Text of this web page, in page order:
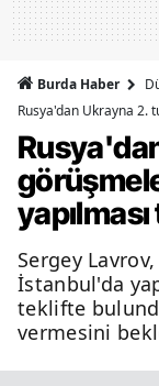
Burda Haber
Rusya'dan Ukrayna 2.
Sergey
İstanbul'da
teklifte
vermesini